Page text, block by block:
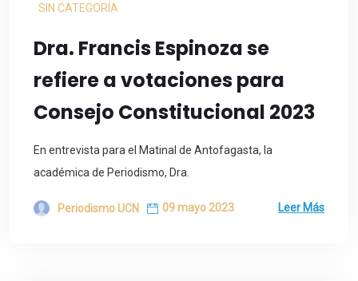
SIN CATEGORÍA
Dra. Francis Espinoza se
refiere a votaciones para
Consejo Constitucional 2023
En entrevista para el Matinal de Antofagasta, la
académica de Periodismo, Dra.
Periodismo UCN 09 mayo 2023 Leer Más